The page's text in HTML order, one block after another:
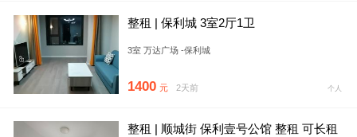
整租 | 保利城 3室2厅1卫
3室 万达广场 -保利城
1400 元 2天前 个人
整租 | 顺城街 保利壹号公馆 整租 可长租